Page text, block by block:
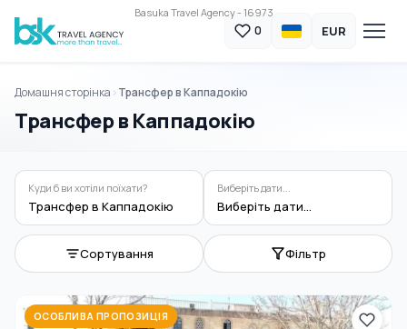
Basuka Travel Agency - 16973
0 EUR
Домашня сторінка Трансфер в Каппадокію
Трансфер в Каппадокію
Куди б ви хотіли поїхати?
Трансфер в Каппадокію
Виберіть дати...
Виберіть дати...
Сортування Фільтр
ОСОБЛИВА ПРОПОЗИЦІЯ